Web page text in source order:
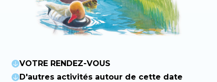
VOTRE RENDEZ-VOUS
D'autres activités autour de cette date